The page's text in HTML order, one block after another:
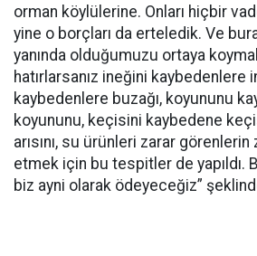
orman köylülerine. Onları hiçbir
yine o borçları da erteledik. Ve
yanında olduğumuzu ortaya
hatırlarsanız ineğini kaybedenlere
kaybedenlere buzağı, koyununu
koyununu, keçisini kaybedene
arısını, su ürünleri zarar görenlerin
etmek için bu tespitler de yapıldı.
biz ayni olarak ödeyeceğiz”